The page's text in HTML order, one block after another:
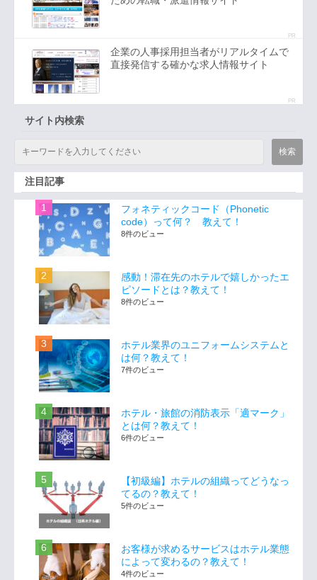
PR
PR
企業の人事採用担当者がリアルタイムで
直接発信する確かな求人情報サイト
サイト内検索
注目記事
フォネティックコード（Phonetic
code）って何？ 教えて！
8件のビュー
感動！滞在先のホテルで嬉しかったエ
ピソードとは？教えて！
8件のビュー
ホテル業界のユニフォームシステムと
は何？教えて！
7件のビュー
ホテル・旅館の消防表示「適マーク」
とは何？教えて！
6件のビュー
【初級編】ホテルの組織ってどうなっ
てるの？教えて！
5件のビュー
お客様が求めるサービスはホテル業態
によって変わるの？教えて！
4件のビュー